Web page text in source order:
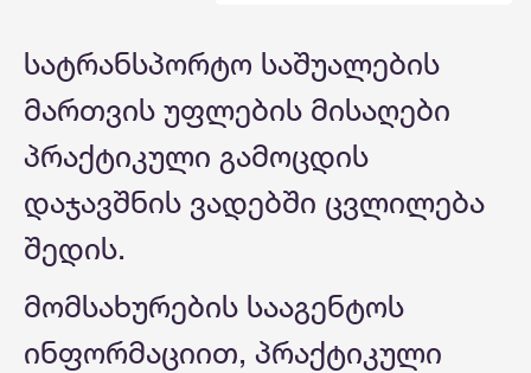
სატრანსპორტო საშუალების
მართვის უფლების მისაღები
პრაქტიკული გამოცდის
დაჯავშნის ვადებში ცვლილება
შედის.
მომსახურების სააგენტოს
ინფორმაციით, პრაქტიკული